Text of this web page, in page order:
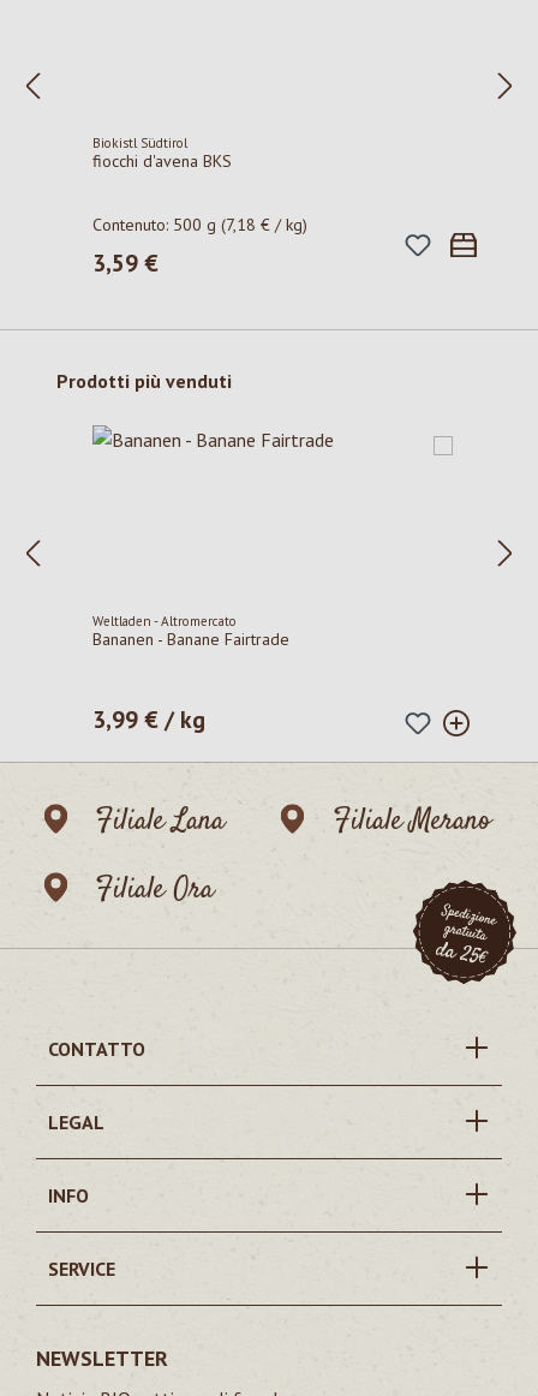
Biokistl Südtirol
fiocchi d'avena BKS
Contenuto: 500 g(7,18 € / kg)
Prezzo normale:
3,59 €
Salta la galleria dei prodotti
Prodotti più venduti
Weltladen - Altromercato
Bananen - Banane Fairtrade
Prezzo normale:
3,99 € / kg
Filiale Lana
Filiale Merano
Filiale Ora
CONTATTO
LEGAL
INFO
SERVICE
NEWSLETTER